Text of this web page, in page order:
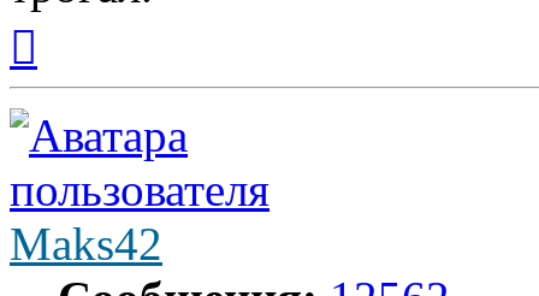
началу
Maks42